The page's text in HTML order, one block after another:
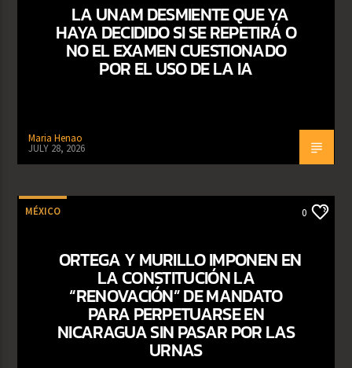
LA UNAM DESMIENTE QUE YA
HAYA DECIDIDO SI SE REPETIRÁ O
NO EL EXAMEN CUESTIONADO
POR EL USO DE LA IA
Maria Henao
JULY 28, 2026
MÉXICO 0
ORTEGA Y MURILLO IMPONEN EN
LA CONSTITUCIÓN LA
“RENOVACIÓN” DE MANDATO
PARA PERPETUARSE EN
NICARAGUA SIN PASAR POR LAS
URNAS